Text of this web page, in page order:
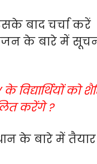
बाद चर्चा करें
के बारे में
के विद्यार्थियों
करेंगे ?
के बारे में